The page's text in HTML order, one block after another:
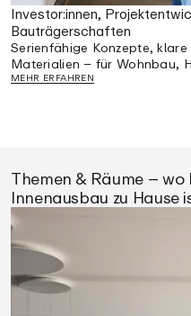
Investor:innen,
Bauträgerschaften
Serienfähige Konzepte,
Materialien – für Wohnbau,
MEHR ERFAHREN
Werkstoffe & Technik
Gestaltungsspielraum
lassen sich fugenlos
verformen und präzise
Edelstahl, Naturstein und
robuste Details und klare
Themen & Räume –
Innenausbau zu Hause